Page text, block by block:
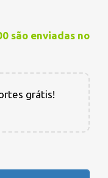
são enviadas no
grátis!